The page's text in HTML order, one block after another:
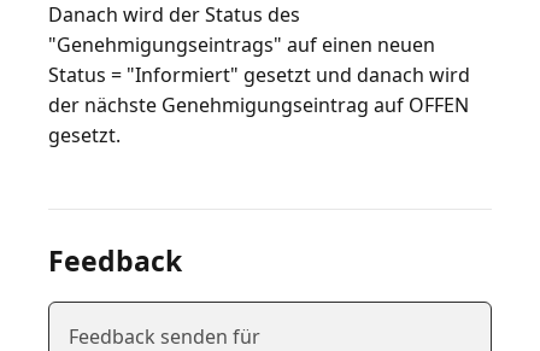
Danach wird der Status des
"Genehmigungseintrags" auf einen neuen
Status = "Informiert" gesetzt und danach wird
der nächste Genehmigungseintrag auf OFFEN
Feedback
Feedback senden für